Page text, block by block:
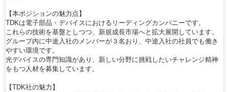
【本ポジションの魅力点】
TDKは電子部品・デバイスにおけるリーディングカンパニーです。
これらの技術を基盤としつつ、新規成長市場へと拡大展開しています。
グループ内に中途入社のメンバーが３名おり、中途入社の社員でも働き
やすい環境です。
光デバイスの専門知識があり、新しい分野に挑戦したいチャレンジ精神
をもつ人材を募集しています。
【TDK社の魅力】